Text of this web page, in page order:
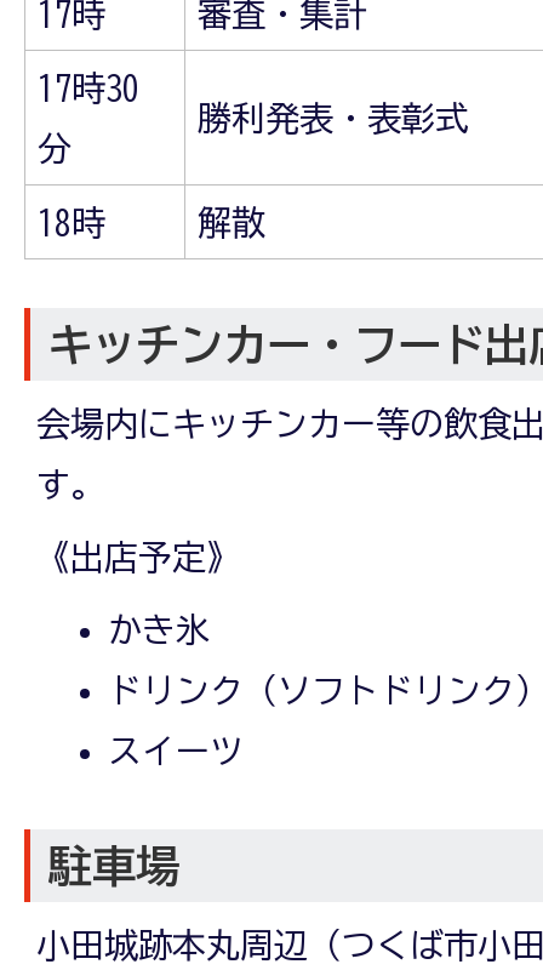
17時 審査・集計
17時30
分
勝利発表・表彰式
18時 解散
キッチンカー・フード出
会場内にキッチンカー等の飲食
す。
《出店予定》
かき氷
ドリンク（ソフトドリンク
スイーツ
駐車場
小田城跡本丸周辺（つくば市小